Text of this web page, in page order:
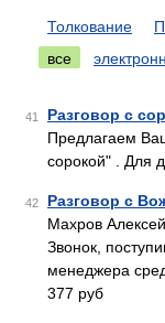
Толкование
все
41 Разговор с
Предлагаем
сорокой" . Для
42 Разговор с
Махров
Звонок,
менеджера
377 руб